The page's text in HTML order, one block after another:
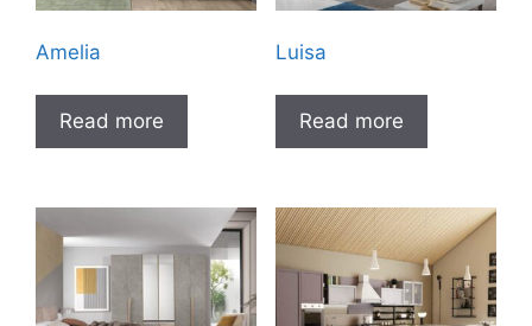
Amelia
Read more
Luisa
Read more